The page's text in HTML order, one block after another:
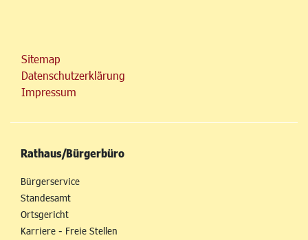
Sitemap
Datenschutzerklärung
Impressum
Rathaus/Bürgerbüro
Bürgerservice
Standesamt
Ortsgericht
Karriere - Freie Stellen